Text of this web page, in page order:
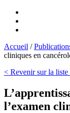
Accueil /
cliniques en
< Revenir sur la
l’examen